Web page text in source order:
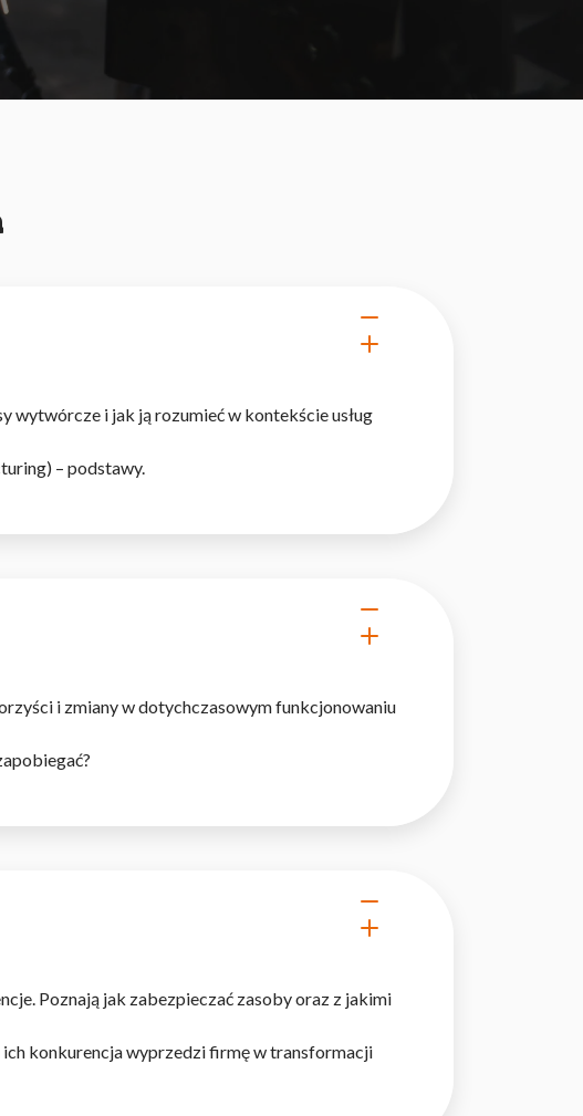
wytwórcze i jak ją rozumieć w kontekście usług
– podstawy.
i zmiany w dotychczasowym funkcjonowaniu
Poznają jak zabezpieczać zasoby oraz z jakimi
ich konkurencja wyprzedzi firmę w transformacji